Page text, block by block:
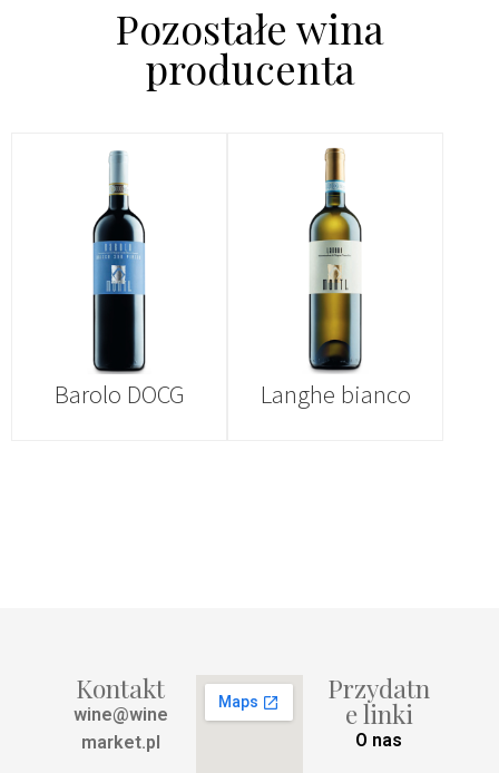
Pozostałe wina
producenta
Barolo DOCG Langhe bianco
Kontakt
wine@wine
market.pl
Przydatn
e linki
O nas